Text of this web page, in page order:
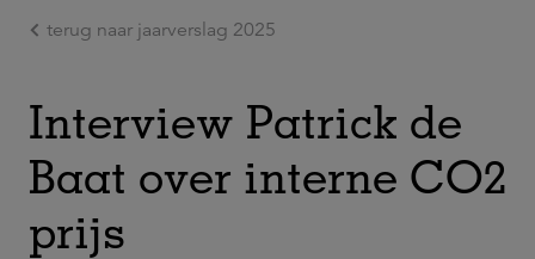
Ga naar de hoofdinhoud
terug naar jaarverslag 2025
Interview Patrick de
Baat over interne CO2
prijs